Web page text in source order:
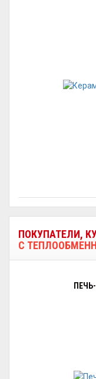
ПОКУПАТЕЛИ,
С